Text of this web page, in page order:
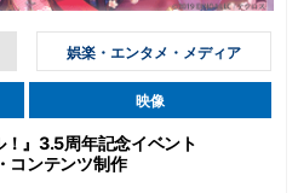
娯楽・エンタメ・メディア
映像
！』3.5周年記念イベント
コンテンツ制作